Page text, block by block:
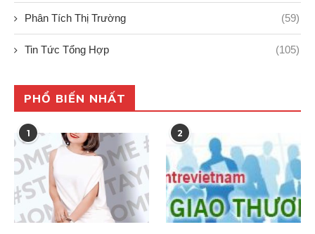
Phân Tích Thị Trường (59)
Tin Tức Tổng Hợp (105)
PHỔ BIẾN NHẤT
1 2